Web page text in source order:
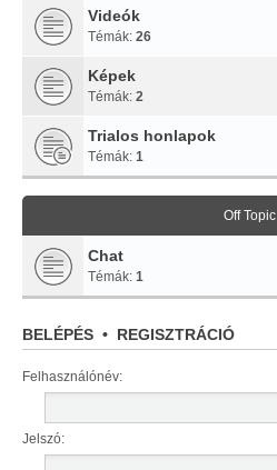
Videók
Témák: 26
Képek
Témák: 2
Trialos honlapok
Témák: 1
Off Topic
Chat
Témák: 1
BELÉPÉS • REGISZTRÁCIÓ
Felhasználónév:
Jelszó: